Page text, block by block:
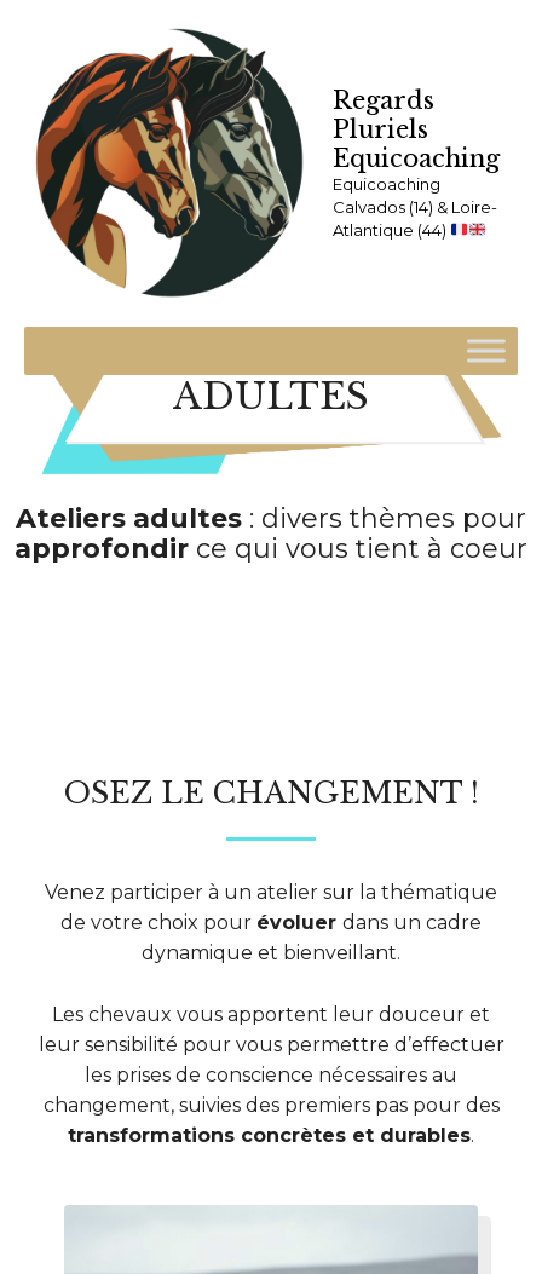
Regards
Pluriels
Equicoaching
Equicoaching
Calvados (14) & Loire-
Atlantique (44)
ADULTES
Ateliers adultes : divers thèmes pour
approfondir ce qui vous tient à coeur
OSEZ LE CHANGEMENT !
Venez participer à un atelier sur la thématique
de votre choix pour évoluer dans un cadre
dynamique et bienveillant.
Les chevaux vous apportent leur douceur et
leur sensibilité pour vous permettre d’effectuer
les prises de conscience nécessaires au
changement, suivies des premiers pas pour des
transformations concrètes et durables.